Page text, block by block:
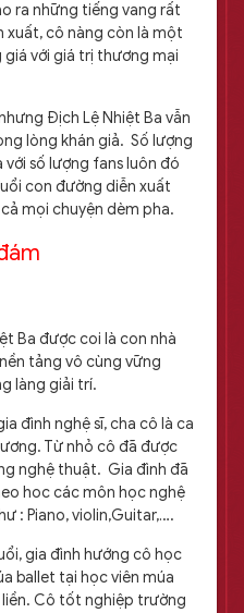
ra những tiếng vang rất
xuất, cô nàng còn là một
với giá trị thương mại
Địch Lệ Nhiệt Ba vẫn
lòng khán giả. Số lượng
số lượng fans luôn đó
con đường diễn xuất
mọi chuyện dèm pha.
Ba được coi là con nhà
tảng vô cùng vững
làng giải trí.
đình nghệ sĩ, cha cô là ca
Từ nhỏ cô đã được
nghệ thuật. Gia đình đã
hoc các môn học nghệ
: Piano, violin,Guitar,….
gia đình hướng cô học
ballet tại học viên múa
Cô tốt nghiệp trường